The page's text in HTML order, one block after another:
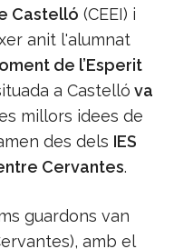
Castelló (CEEI) i
anit l'alumnat
de l’Esperit
a Castelló va
millors idees de
des dels IES
Cervantes.
guardons van
amb el